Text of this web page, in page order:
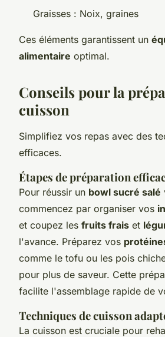
Graisses : Noix, graines
Ces éléments garantissent un
alimentaire optimal.
Conseils pour la
cuisson
Simplifiez vos repas avec des
efficaces.
Étapes de préparation
Pour réussir un bowl sucré salé
commencez par organiser vos
et coupez les fruits frais et
l'avance. Préparez vos
comme le tofu ou les pois
pour plus de saveur. Cette
facilite l'assemblage rapide de
Techniques de cuisson
La cuisson est cruciale pour